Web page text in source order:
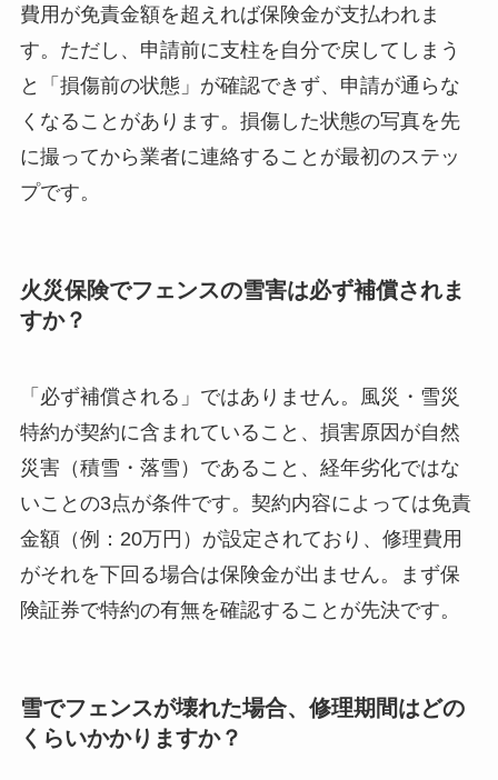
費用が免責金額を超えれば保険金が支払われま
す。ただし、申請前に支柱を自分で戻してしまう
と「損傷前の状態」が確認できず、申請が通らな
くなることがあります。損傷した状態の写真を先
に撮ってから業者に連絡することが最初のステッ
プです。
火災保険でフェンスの雪害は必ず補償されま
すか？
「必ず補償される」ではありません。風災・雪災
特約が契約に含まれていること、損害原因が自然
災害（積雪・落雪）であること、経年劣化ではな
いことの3点が条件です。契約内容によっては免責
金額（例：20万円）が設定されており、修理費用
がそれを下回る場合は保険金が出ません。まず保
険証券で特約の有無を確認することが先決です。
雪でフェンスが壊れた場合、修理期間はどの
くらいかかりますか？